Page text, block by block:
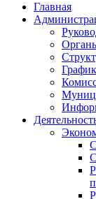
Главная